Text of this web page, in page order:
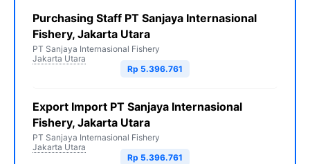
Purchasing Staff PT Sanjaya Internasional
Fishery, Jakarta Utara
PT Sanjaya Internasional Fishery
Jakarta Utara
Rp 5.396.761
Export Import PT Sanjaya Internasional
Fishery, Jakarta Utara
PT Sanjaya Internasional Fishery
Jakarta Utara
Rp 5.396.761